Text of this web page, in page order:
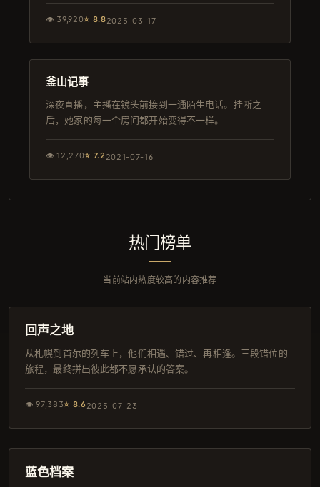
👁 39,920⭐ 8.82025-03-17
院线
146分钟
釜山记事
深夜直播，主播在镜头前接到一通陌生电话。挂断之
后，她家的每一个房间都开始变得不一样。
👁12,270⭐ 7.22021-07-16
热门榜单
当前站内热度较高的内容推荐
热播
回声之地
从札幌到首尔的列车上，他们相遇、错过、再相逢。三段错位的
旅程，最终拼出彼此都不愿承认的答案。
👁97,383⭐ 8.6 2025-07-23
IMAX
蓝色档案